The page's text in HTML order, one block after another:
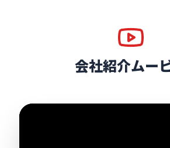
会社紹介ムー